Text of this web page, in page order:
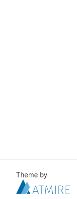
Theme by